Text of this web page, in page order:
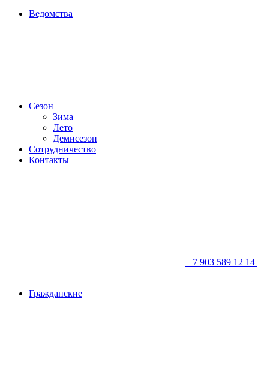
Ведомства
Сезон
Зима
Лето
Демисезон
Сотрудничество
Контакты
+7 903 589 12 14
Гражданские